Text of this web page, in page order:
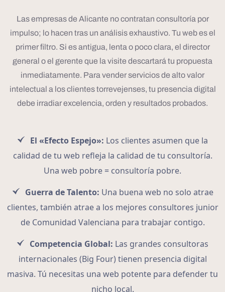
Las empresas de Alicante no contratan consultoría por
impulso; lo hacen tras un análisis exhaustivo. Tu web es el
primer filtro. Si es antigua, lenta o poco clara, el director
general o el gerente que la visite descartará tu propuesta
inmediatamente. Para vender servicios de alto valor
intelectual a los clientes torrevejenses, tu presencia digital
debe irradiar excelencia, orden y resultados probados.
El «Efecto Espejo»: Los clientes asumen que la
calidad de tu web refleja la calidad de tu consultoría.
Una web pobre = consultoría pobre.
Guerra de Talento: Una buena web no solo atrae
clientes, también atrae a los mejores consultores junior
de Comunidad Valenciana para trabajar contigo.
Competencia Global: Las grandes consultoras
internacionales (Big Four) tienen presencia digital
masiva. Tú necesitas una web potente para defender tu
nicho local.